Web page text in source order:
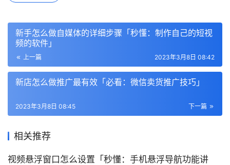
新手怎么做自媒体的详细步骤「秒懂：制作自己的短视
频的软件」
上一篇 2023年3月8日 08:42
新店怎么做推广最有效「必看：微信卖货推广技巧」
下一篇
2023年3月8日 08:45
相关推荐
视频悬浮窗口怎么设置「秒懂：手机悬浮导航功能讲